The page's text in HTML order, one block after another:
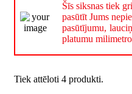
Šīs siksnas tiek
pasūtīt Jums
pasūtījumu,
platumu
Tiek attēloti 4 produkti.